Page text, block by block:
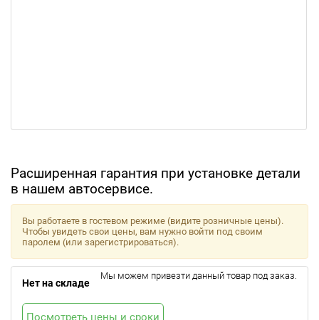
Расширенная гарантия при установке детали
в нашем автосервисе.
Вы работаете в гостевом режиме (видите розничные цены).
Чтобы увидеть свои цены, вам нужно войти под своим
паролем (или зарегистрироваться).
Нет на складе
Мы можем привезти данный товар под заказ.
Посмотреть цены и сроки